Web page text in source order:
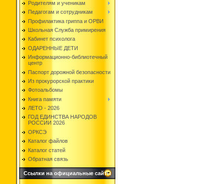
Родителям и ученикам
Педагогам и сотрудникам
Профилактика гриппа и ОРВИ
Школьная Служба примирения
Кабинет психолога
ОДАРЕННЫЕ ДЕТИ
Информационно-библиотечный
центр
Паспорт дорожной безопасности
Из прокурорской практики
Фотоальбомы
Книга памяти
ЛЕТО - 2026
ГОД ЕДИНСТВА НАРОДОВ
РОССИИ 2026
ОРКСЭ
Каталог файлов
Каталог статей
Обратная связь
Ссылки на официальные сайты